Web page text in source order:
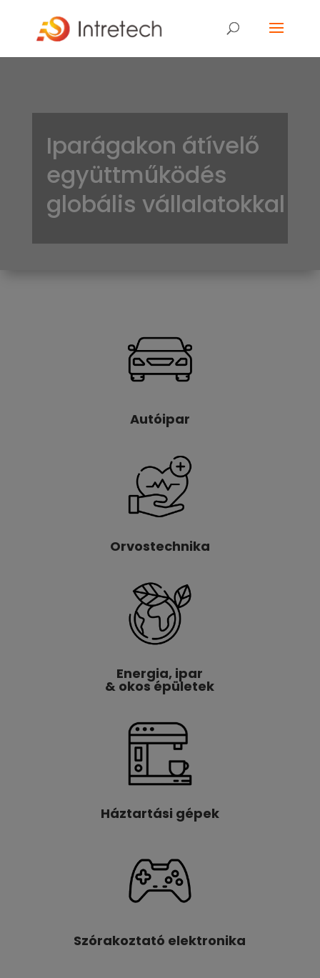
Iparágakon átívelő
együttműködés
globális vállalatokkal
Autóipar
Orvostechnika
Energia, ipar
& okos épületek
Háztartási gépek
Szórakoztató elektronika